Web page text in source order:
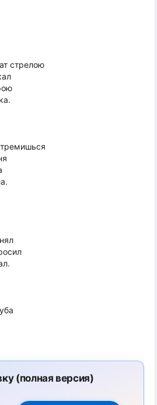
стрелою
(полная версия)